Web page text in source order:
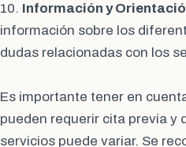
10. Información y
información sobre los
dudas relacionadas con los
Es importante tener en
pueden requerir cita previa y
servicios puede variar. Se